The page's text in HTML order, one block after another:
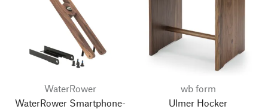
WaterRower
WaterRower Smartphone-
wb form
Ulmer Hocker